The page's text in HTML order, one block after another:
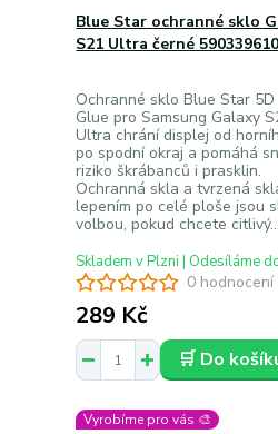
0 hodnocení
Blue Star ochranné sklo
S21 Ultra černé
Ochranné sklo Blue Star
Glue pro Samsung Galaxy
Ultra chrání displej od
po spodní okraj a pomáhá
riziko škrábanců i prasklin.
Ochranná skla a tvrzená
lepením po celé ploše jsou
volbou, pokud chcete citlivý...
289 Kč
Skladem v Plzni | Odesíláme
🛒 Do
Vyrobíme pro vás 🎨